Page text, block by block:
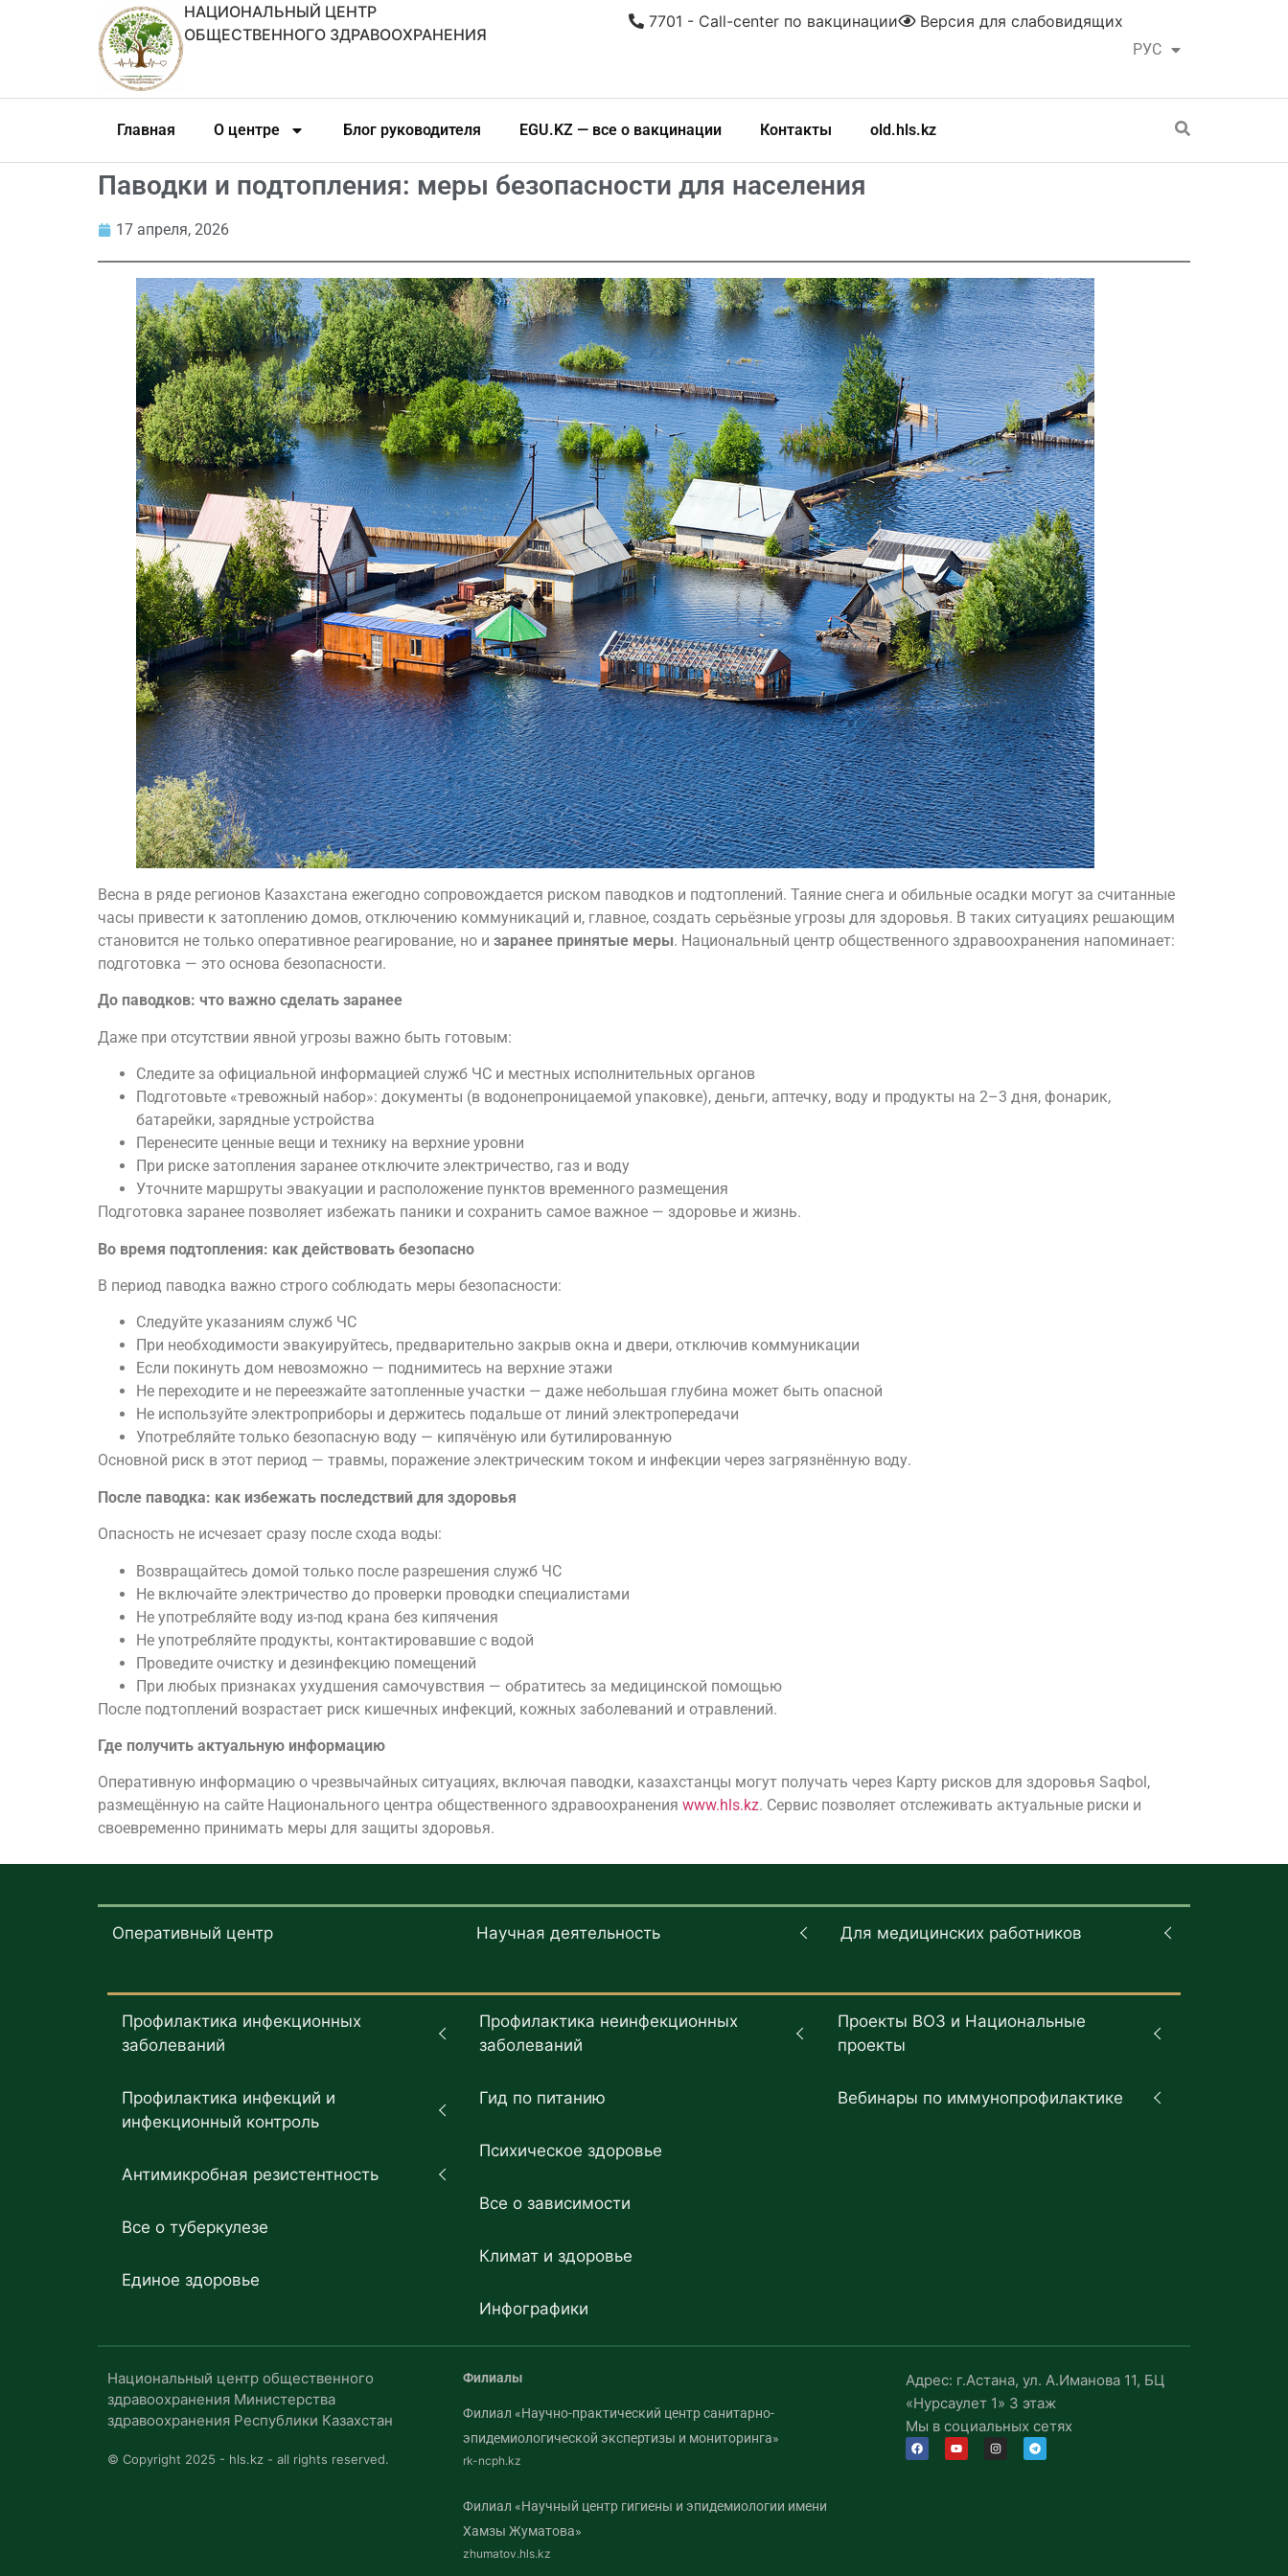
НАЦИОНАЛЬНЫЙ ЦЕНТР
ОБЩЕСТВЕННОГО ЗДРАВООХРАНЕНИЯ
РУС
ҚАЗ
Версия для слабовидящих
7701 - Call-center по вакцинации
Главная О центре Блог руководителя EGU.KZ — все о вакцинации Контакты old.hls.kz
Паводки и подтопления: меры безопасности для населения
17 апреля, 2026
Весна в ряде регионов Казахстана ежегодно сопровождается риском паводков и подтоплений. Таяние снега и обильные осадки могут за считанные
часы привести к затоплению домов, отключению коммуникаций и, главное, создать серьёзные угрозы для здоровья. В таких ситуациях решающим
становится не только оперативное реагирование, но и заранее принятые меры. Национальный центр общественного здравоохранения напоминает:
подготовка — это основа безопасности.
До паводков: что важно сделать заранее
Даже при отсутствии явной угрозы важно быть готовым:
Следите за официальной информацией служб ЧС и местных исполнительных органов
Подготовьте «тревожный набор»: документы (в водонепроницаемой упаковке), деньги, аптечку, воду и продукты на 2–3 дня, фонарик,
батарейки, зарядные устройства
Перенесите ценные вещи и технику на верхние уровни
При риске затопления заранее отключите электричество, газ и воду
Уточните маршруты эвакуации и расположение пунктов временного размещения
Подготовка заранее позволяет избежать паники и сохранить самое важное — здоровье и жизнь.
Во время подтопления: как действовать безопасно
В период паводка важно строго соблюдать меры безопасности:
Следуйте указаниям служб ЧС
При необходимости эвакуируйтесь, предварительно закрыв окна и двери, отключив коммуникации
Если покинуть дом невозможно — поднимитесь на верхние этажи
Не переходите и не переезжайте затопленные участки — даже небольшая глубина может быть опасной
Не используйте электроприборы и держитесь подальше от линий электропередачи
Употребляйте только безопасную воду — кипячёную или бутилированную
Основной риск в этот период — травмы, поражение электрическим током и инфекции через загрязнённую воду.
После паводка: как избежать последствий для здоровья
Опасность не исчезает сразу после схода воды:
Возвращайтесь домой только после разрешения служб ЧС
Не включайте электричество до проверки проводки специалистами
Не употребляйте воду из-под крана без кипячения
Не употребляйте продукты, контактировавшие с водой
Проведите очистку и дезинфекцию помещений
При любых признаках ухудшения самочувствия — обратитесь за медицинской помощью
После подтоплений возрастает риск кишечных инфекций, кожных заболеваний и отравлений.
Где получить актуальную информацию
Оперативную информацию о чрезвычайных ситуациях, включая паводки, казахстанцы могут получать через Карту рисков для здоровья Saqbol,
размещённую на сайте Национального центра общественного здравоохранения www.hls.kz. Сервис позволяет отслеживать актуальные риски и
своевременно принимать меры для защиты здоровья.
Оперативный центр Научная деятельность Для медицинских работников
Профилактика инфекционных
заболеваний
Профилактика инфекций и
инфекционный контроль
Антимикробная резистентность
Все о туберкулезе
Единое здоровье
Профилактика неинфекционных
заболеваний
Гид по питанию
Психическое здоровье
Все о зависимости
Климат и здоровье
Инфографики
Проекты ВОЗ и Национальные
проекты
Вебинары по иммунопрофилактике
Национальный центр общественного
здравоохранения Министерства
здравоохранения Республики Казахстан
© Copyright 2025 - hls.kz - all rights reserved.
Филиалы
Филиал «Научно-практический центр санитарно-
эпидемиологической экспертизы и мониторинга»
rk-ncph.kz
Филиал «Научный центр гигиены и эпидемиологии имени
Хамзы Жуматова»
zhumatov.hls.kz
Адрес: г.Астана, ул. А.Иманова 11, БЦ
«Нурсаулет 1» 3 этаж
Мы в социальных сетях